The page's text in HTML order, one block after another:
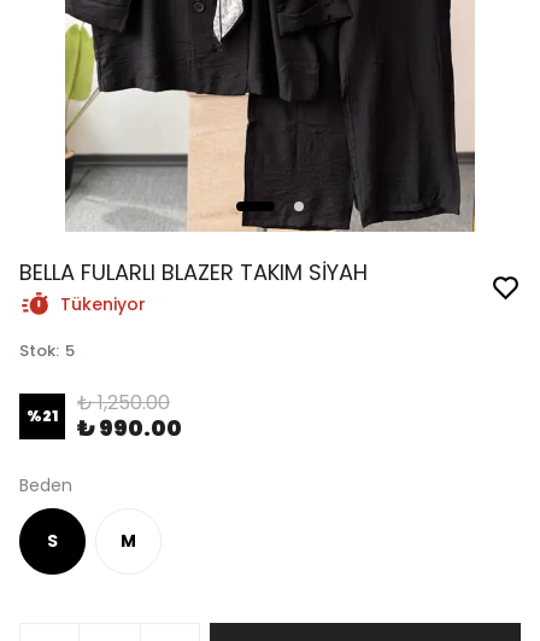
BELLA FULARLI BLAZER TAKIM SİYAH
Tükeniyor
Stok: 5
%21 ₺ 1,250.00
₺ 990.00
Beden
S M